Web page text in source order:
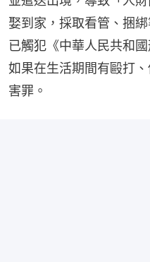
娶到家，採取看管、捆
已觸犯《中華人民共和
如果在生活期間有毆打
害罪。